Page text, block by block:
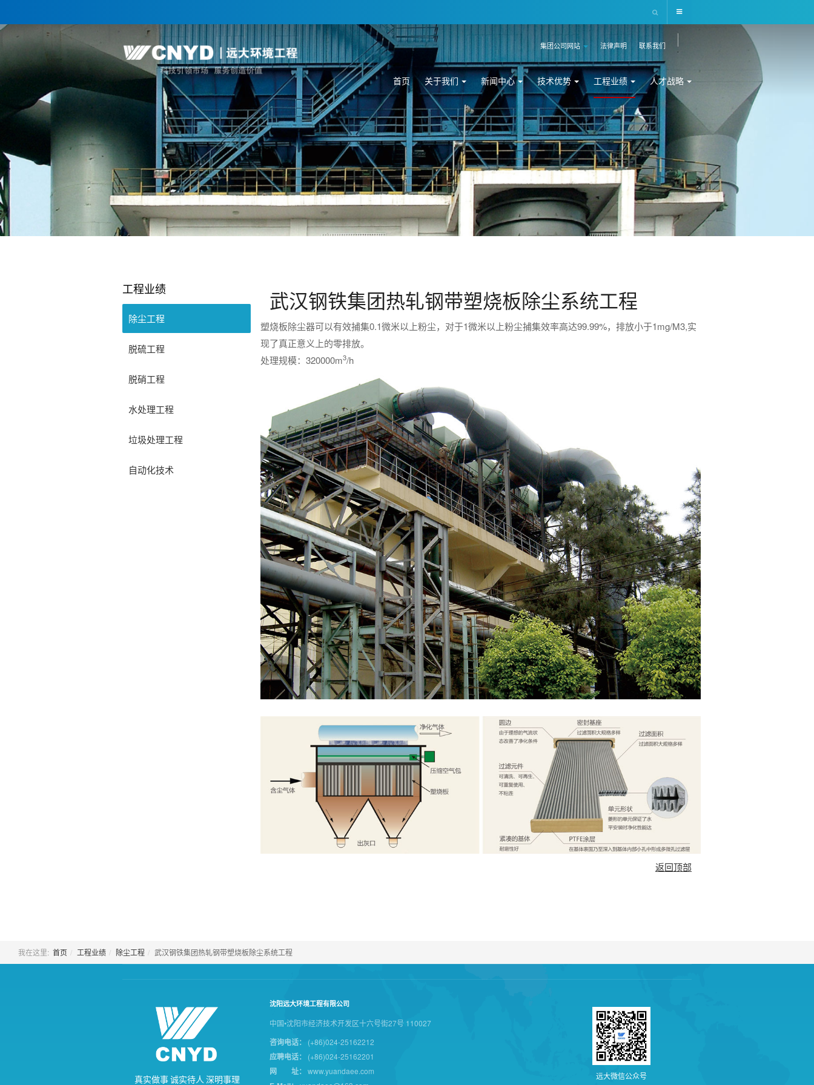
联系我们
法律声明
集团公司网站
首页 关于我们 新闻中心 技术优势 工程业绩 人才战略
武汉钢铁集团热轧钢带塑烧板除尘系统工程
塑烧板除尘器可以有效捕集0.1微米以上粉尘，对于1微米以上粉尘捕集效率高达99.99%，排放小于1mg/M3,实
现了真正意义上的零排放。
处理规模：320000m3/h
返回顶部
工程业绩
除尘工程
脱硫工程
脱硝工程
水处理工程
垃圾处理工程
自动化技术
我在这里: 首页 工程业绩 除尘工程 武汉钢铁集团热轧钢带塑烧板除尘系统工程
真实做事 诚实待人 深明事理
沈阳远大环境工程有限公司
中国•沈阳市经济技术开发区十六号街27号 110027
咨询电话： (+86)024-25162212
应聘电话： (+86)024-25162201
网 址： www.yuandaee.com
远大微信公众号